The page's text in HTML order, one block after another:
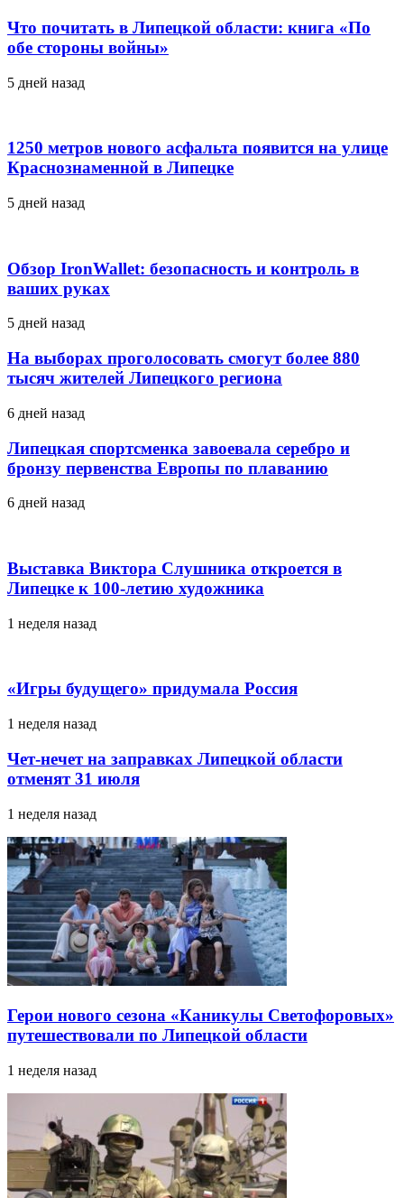
Что почитать в Липецкой области: книга «По
обе стороны войны»
5 дней назад
1250 метров нового асфальта появится на улице
Краснознаменной в Липецке
5 дней назад
Обзор IronWallet: безопасность и контроль в
ваших руках
5 дней назад
На выборах проголосовать смогут более 880
тысяч жителей Липецкого региона
6 дней назад
Липецкая спортсменка завоевала серебро и
бронзу первенства Европы по плаванию
6 дней назад
Выставка Виктора Слушника откроется в
Липецке к 100-летию художника
1 неделя назад
«Игры будущего» придумала Россия
1 неделя назад
Чет-нечет на заправках Липецкой области
отменят 31 июля
1 неделя назад
Герои нового сезона «Каникулы Светофоровых»
путешествовали по Липецкой области
1 неделя назад